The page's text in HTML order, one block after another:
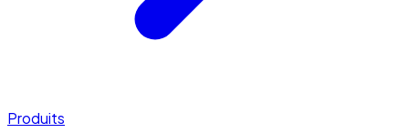
Produits